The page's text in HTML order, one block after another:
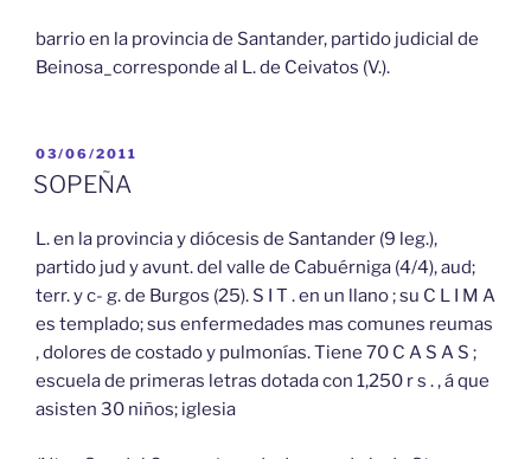
barrio en la provincia de Santander, partido judicial de
Beinosa_corresponde al L. de Ceivatos (V.).
PUBLICADO
EL
03/06/2011
SOPEÑA
L. en la provincia y diócesis de Santander (9 leg.),
partido jud y avunt. del valle de Cabuérniga (4/4), aud;
terr. y c- g. de Burgos (25). S I T . en un llano ; su C L I M A
es templado; sus enfermedades mas comunes reumas
, dolores de costado y pulmonías. Tiene 70 C A S A S ;
escuela de primeras letras dotada con 1,250 r s . , á que
asisten 30 niños; iglesia